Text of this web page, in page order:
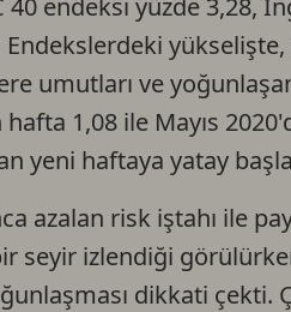
Endekslerdeki
umutları ve
1,08 ile Mayıs
yeni haftaya yatay
azalan risk iştahı ile
seyir izlendiği
dikkati çekti.